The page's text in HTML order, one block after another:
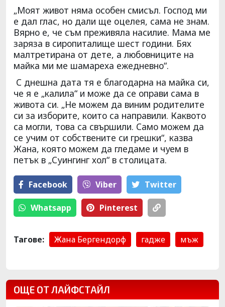
„Моят живот няма особен смисъл. Господ ми
е дал глас, но дали ще оцелея, сама не знам.
Вярно е, че съм преживяла насилие. Мама ме
заряза в сиропиталище шест години. Бях
малтретирана от дете, а любовниците на
майка ми ме шамареха ежедневно“.
С днешна дата тя е благодарна на майка си,
че я е „калила“ и може да се оправи сама в
живота си. „Не можем да виним родителите
си за изборите, които са направили. Каквото
са могли, това са свършили. Само можем да
се учим от собствените си грешки“, казва
Жана, която можем да гледаме и чуем в
петък в „Суингинг хол“ в столицата.
Facebook Viber Тwitter
Whatsapp Pinterest
Тагове: Жана Бергендорф гадже мъж
ОЩЕ ОТ ЛАЙФСТАЙЛ